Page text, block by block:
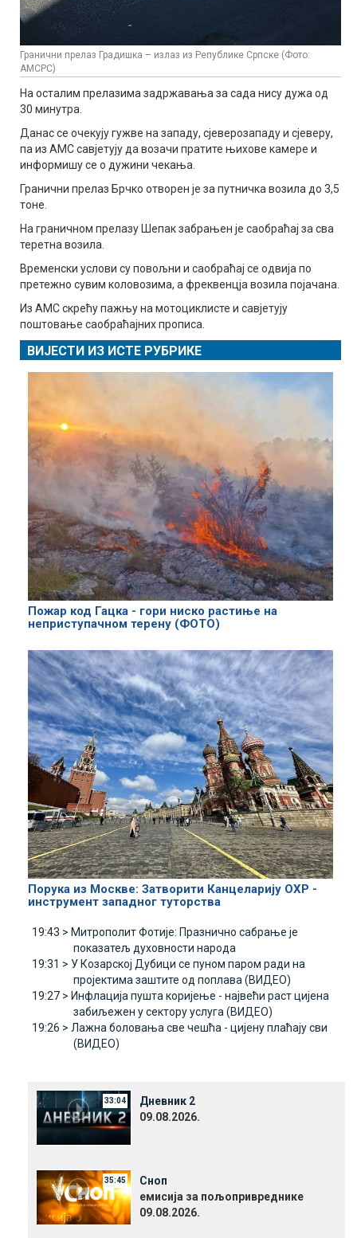
Гранични прелаз Градишка – излаз из Републике Српске (Фото:
АМСРС)
На осталим прелазима задржавања за сада нису дужа од
30 минутра.
Данас се очекују гужве на западу, сјеверозападу и сјеверу,
па из АМС савјетују да возачи пратите њихове камере и
информишу се о дужини чекања.
Гранични прелаз Брчко отворен је за путничка возила до 3,5
тоне.
На граничном прелазу Шепак забрањен је саобраћај за сва
теретна возила.
Временски услови су повољни и саобраћај се одвија по
претежно сувим коловозима, а фреквенцја возила појачана.
Из АМС скрећу пажњу на мотоциклисте и савјетују
поштовање саобраћајних прописа.
ВИЈЕСТИ ИЗ ИСТЕ РУБРИКЕ
Пожар код Гацка - гори ниско растиње на
неприступачном терену (ФОТО)
Порука из Москве: Затворити Канцеларију ОХР -
инструмент западног туторства
19:43 > Митрополит Фотије: Празнично сабрање је
показатељ духовности народа
19:31 > У Козарској Дубици се пуном паром ради на
пројектима заштите од поплава (ВИДЕО)
19:27 > Инфлација пушта коријење - највећи раст цијена
забиљежен у сектору услуга (ВИДЕО)
19:26 > Лажна боловања све чешћа - цијену плаћају сви
(ВИДЕО)
33:04
Дневник 2
09.08.2026.
35:45
Сноп
емисија за пољопривреднике
09.08.2026.